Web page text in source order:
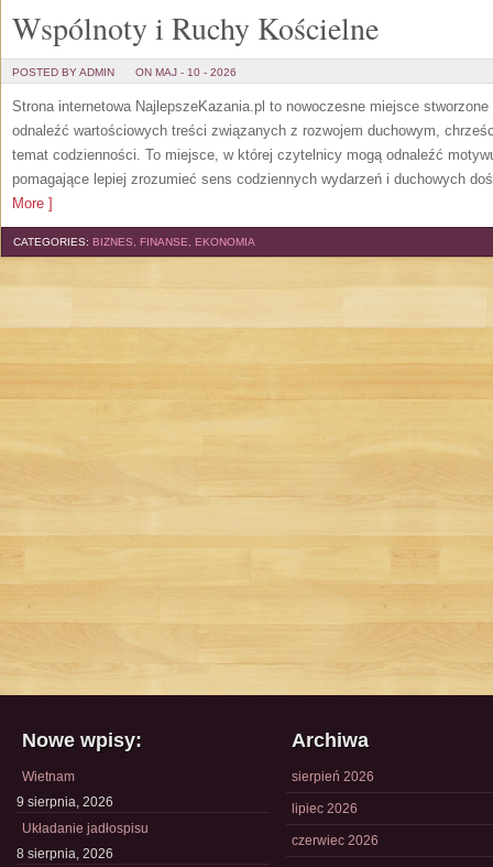
Wspólnoty i Ruchy Kościelne
POSTED BY ADMIN ON MAJ - 10 - 2026
Strona internetowa NajlepszeKazania.pl to nowoczesne miejsce
odnaleźć wartościowych treści związanych z rozwojem duchowym,
temat codzienności. To miejsce, w której czytelnicy mogą odnaleźć
pomagające lepiej zrozumieć sens codziennych wydarzeń i duchowych
More ]
CATEGORIES: BIZNES, FINANSE, EKONOMIA
Nowe wpisy:
Wietnam
9 sierpnia, 2026
Układanie jadłospisu
8 sierpnia, 2026
Archiwa
sierpień 2026
lipiec 2026
czerwiec 2026